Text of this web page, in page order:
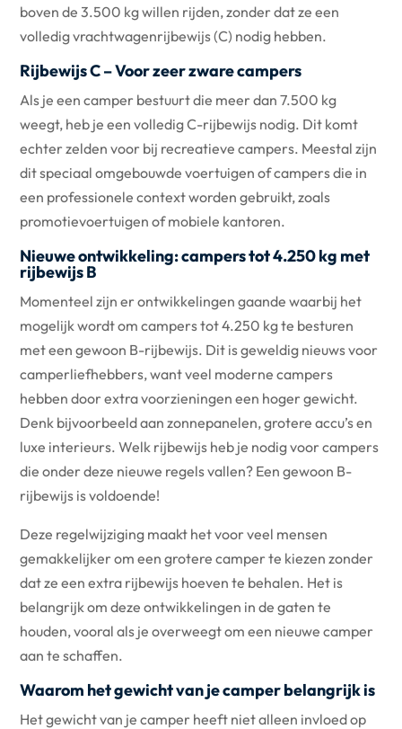
boven de 3.500 kg willen rijden, zonder dat ze een
volledig vrachtwagenrijbewijs (C) nodig hebben.
Rijbewijs C – Voor zeer zware campers
Als je een camper bestuurt die meer dan 7.500 kg
weegt, heb je een volledig C-rijbewijs nodig. Dit komt
echter zelden voor bij recreatieve campers. Meestal zijn
dit speciaal omgebouwde voertuigen of campers die in
een professionele context worden gebruikt, zoals
promotievoertuigen of mobiele kantoren.
Nieuwe ontwikkeling: campers tot 4.250 kg met
rijbewijs B
Momenteel zijn er ontwikkelingen gaande waarbij het
mogelijk wordt om campers tot 4.250 kg te besturen
met een gewoon B-rijbewijs. Dit is geweldig nieuws voor
camperliefhebbers, want veel moderne campers
hebben door extra voorzieningen een hoger gewicht.
Denk bijvoorbeeld aan zonnepanelen, grotere accu’s en
luxe interieurs. Welk rijbewijs heb je nodig voor campers
die onder deze nieuwe regels vallen? Een gewoon B-
rijbewijs is voldoende!
Deze regelwijziging maakt het voor veel mensen
gemakkelijker om een grotere camper te kiezen zonder
dat ze een extra rijbewijs hoeven te behalen. Het is
belangrijk om deze ontwikkelingen in de gaten te
houden, vooral als je overweegt om een nieuwe camper
aan te schaffen.
Waarom het gewicht van je camper belangrijk is
Het gewicht van je camper heeft niet alleen invloed op